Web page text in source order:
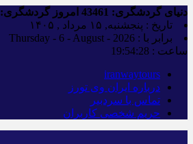
دنیای گردشگری: امروز گردشگری:
تاریخ : پنجشنبه, ۱۵ مرداد , ۱۴۰۵
برابر با : Thursday - 6 - August - 2026
ساعت : 19:54:29
iranwaytours
درباره ایران وی تورز
تماس با سردبیر
حریم شخصی کاربران